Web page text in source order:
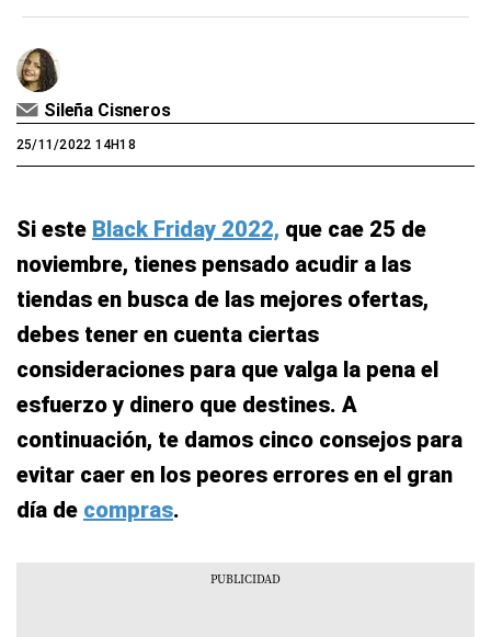
Sileña Cisneros
25/11/2022 14H18
Si este Black Friday 2022, que cae 25 de
noviembre, tienes pensado acudir a las
tiendas en busca de las mejores ofertas,
debes tener en cuenta ciertas
consideraciones para que valga la pena el
esfuerzo y dinero que destines. A
continuación, te damos cinco consejos para
evitar caer en los peores errores en el gran
día de compras.